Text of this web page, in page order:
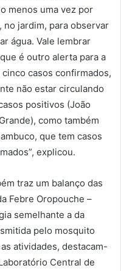
menos uma vez por
no jardim, para observar
água. Vale lembrar
é outro alerta para a
casos confirmados,
não estar circulando
positivos (João
como também
que tem casos
explicou.
traz um balanço das
Febre Oropouche –
semelhante a da
pelo mosquito
atividades, destacam-
Central de